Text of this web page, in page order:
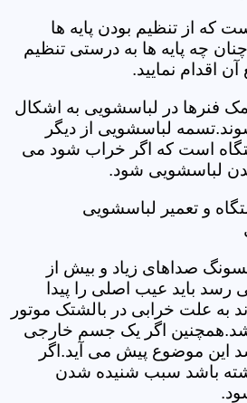
که از تنظیم بودن پایه ها
چه پایه ها به درستی تنظیم
اقدام نمایید.
فنرها در لباسشویی به اشکال
لباسشویی از دیگر
است که اگر خراب شود می
لباسشویی شود.
و تعمیر لباسشویی
صداهای زیاد و بیش از
رسد باید عیب اصلی را پیدا
به علت خرابی در بالشتک موتور
اگر یک جسم خارجی
این موضوع پیش می آید.اگر
باشد سبب شنیده شدن